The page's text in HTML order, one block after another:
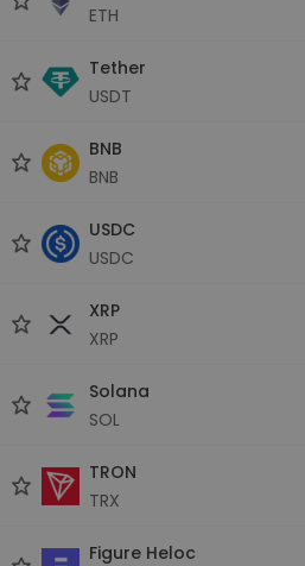
ETH
Tether
USDT
BNB
BNB
USDC
USDC
XRP
XRP
Solana
SOL
TRON
TRX
Figure Heloc